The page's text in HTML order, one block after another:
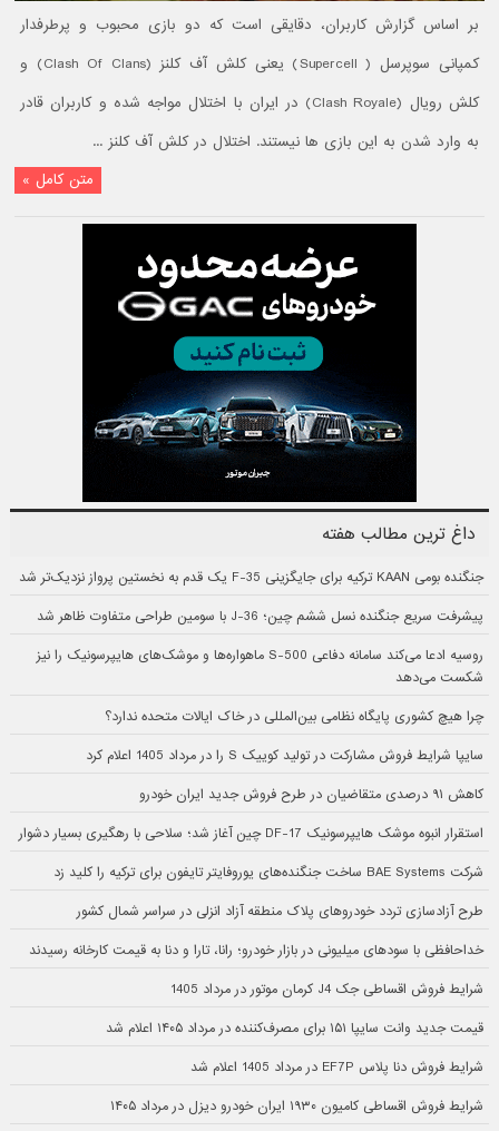
بر اساس گزارش کاربران، دقایقی است که دو بازی محبوب و پرطرفدار
کمپانی سوپرسل ( Supercell) یعنی کلش آف کلنز (Clash Of Clans) و
کلش رویال (Clash Royale) در ایران با اختلال مواجه شده و کاربران قادر
به وارد شدن به این بازی ها نیستند. اختلال در کلش آف کلنز ...
متن کامل »
داغ ترین مطالب هفته
جنگنده بومی KAAN ترکیه برای جایگزینی F-35 یک قدم به نخستین پرواز نزدیک‌تر شد
پیشرفت سریع جنگنده نسل ششم چین؛ J-36 با سومین طراحی متفاوت ظاهر شد
روسیه ادعا می‌کند سامانه دفاعی S-500 ماهواره‌ها و موشک‌های هایپرسونیک را نیز
شکست می‌دهد
چرا هیچ کشوری پایگاه نظامی بین‌المللی در خاک ایالات متحده ندارد؟
سایپا شرایط فروش مشارکت در تولید کوییک S را در مرداد 1405 اعلام کرد
کاهش ۹۱ درصدی متقاضیان در طرح فروش جدید ایران خودرو
استقرار انبوه موشک هایپرسونیک DF-17 چین آغاز شد؛ سلاحی با رهگیری بسیار دشوار
شرکت BAE Systems ساخت جنگنده‌های یوروفایتر تایفون برای ترکیه را کلید زد
طرح آزادسازی تردد خودروهای پلاک منطقه آزاد انزلی در سراسر شمال کشور
خداحافظی با سودهای میلیونی در بازار خودرو؛ رانا، تارا و دنا به قیمت کارخانه رسیدند
شرایط فروش اقساطی جک J4 کرمان موتور در مرداد 1405
قیمت جدید وانت سایپا ۱۵۱ برای مصرف‌کننده در مرداد ۱۴۰۵ اعلام شد
شرایط فروش دنا پلاس EF7P در مرداد 1405 اعلام شد
شرایط فروش اقساطی کامیون ۱۹۳۰ ایران خودرو دیزل در مرداد ۱۴۰۵